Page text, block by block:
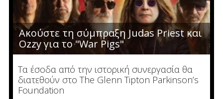
Ακούστε τη σύμπραξη Judas Priest και
Ozzy για το "War Pigs"
Τα έσοδα από την ιστορική συνεργασία θα
διατεθούν στο The Glenn Tipton Parkinson’s
Foundation